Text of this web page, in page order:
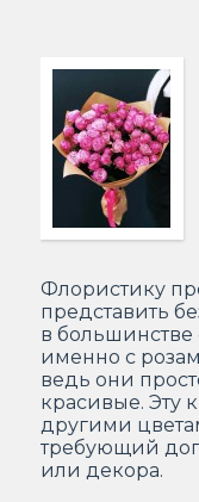
Флористику
представить
в большинстве
именно с
ведь они
красивые. Эту
другими
требующий
или декора.